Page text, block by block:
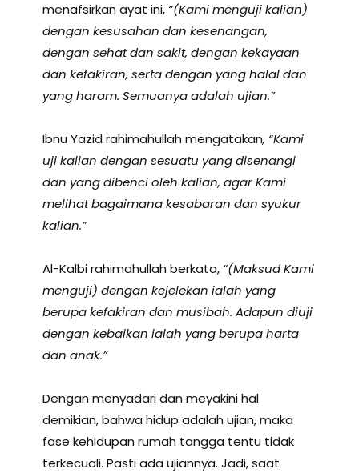
menafsirkan ayat ini, “(Kami menguji kalian)
dengan kesusahan dan kesenangan,
dengan sehat dan sakit, dengan kekayaan
dan kefakiran, serta dengan yang halal dan
yang haram. Semuanya adalah ujian.”
Ibnu Yazid rahimahullah mengatakan, “Kami
uji kalian dengan sesuatu yang disenangi
dan yang dibenci oleh kalian, agar Kami
melihat bagaimana kesabaran dan syukur
kalian.”
Al-Kalbi rahimahullah berkata, “(Maksud Kami
menguji) dengan kejelekan ialah yang
berupa kefakiran dan musibah. Adapun diuji
dengan kebaikan ialah yang berupa harta
dan anak.”
Dengan menyadari dan meyakini hal
demikian, bahwa hidup adalah ujian, maka
fase kehidupan rumah tangga tentu tidak
terkecuali. Pasti ada ujiannya. Jadi, saat